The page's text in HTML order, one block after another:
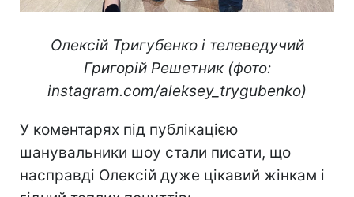
Олексій Тригубенко і телеведучий
Григорій Решетник (фото:
instagram.com/aleksey_trygubenko)
У коментарях під публікацією
шанувальники шоу стали писати, що
насправді Олексій дуже цікавий жінкам і